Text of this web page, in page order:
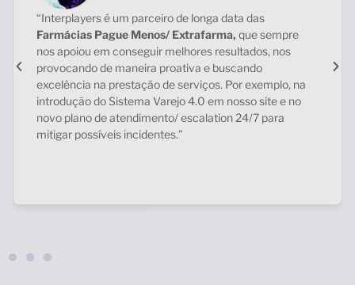
“Gostaria de parabenizar o time da Interplayers pela
dedicação e comprometimento diários com aFebrafar
A equipe presta um serviço de alta qualidade ao nosso
departamento comercial, atendendo nossos
associados com agilidade, impulsionando o
desempenho do nosso PBM e contribuindo para o
sucesso das farmácias no mercado. Tenho certeza que
nossa parceria continuará a prosperar, fortalecendo o